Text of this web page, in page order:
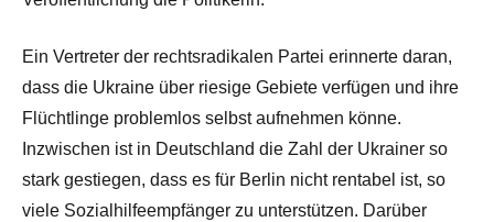
Ein Vertreter der rechtsradikalen Partei erinnerte daran,
dass die Ukraine über riesige Gebiete verfügen und ihre
Flüchtlinge problemlos selbst aufnehmen könne.
Inzwischen ist in Deutschland die Zahl der Ukrainer so
stark gestiegen, dass es für Berlin nicht rentabel ist, so
viele Sozialhilfeempfänger zu unterstützen. Darüber